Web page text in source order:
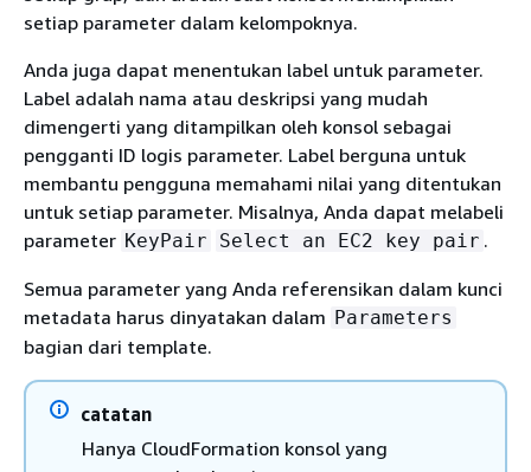
setiap parameter dalam kelompoknya.
Anda juga dapat menentukan label untuk parameter.
Label adalah nama atau deskripsi yang mudah
dimengerti yang ditampilkan oleh konsol sebagai
pengganti ID logis parameter. Label berguna untuk
membantu pengguna memahami nilai yang ditentukan
untuk setiap parameter. Misalnya, Anda dapat melabeli
parameter KeyPair Select an EC2 key pair .
Semua parameter yang Anda referensikan dalam kunci
metadata harus dinyatakan dalam Parameters
bagian dari template.
catatan
Hanya CloudFormation konsol yang